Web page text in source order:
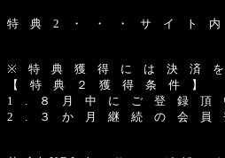
特 典 2 ・ ・ ・ サ イ ト
※ 特 典 獲 得 に は 決 済
【 特 典 ２ 獲 得 条 件 】
1 . ８ 月 中 に ご 登 録 頂
2 . ３ か 月 継 続 の 会 員